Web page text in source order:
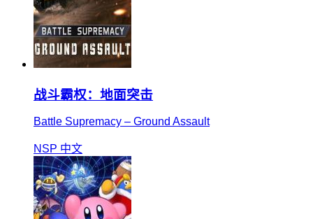
战斗霸权：地面突击
Battle Supremacy – Ground Assault
NSP 中文